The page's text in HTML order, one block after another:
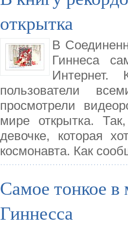
открытка
В
Гиннеса
Интернет.
пользователи
просмотрели
мире открытка.
девочке, которая
космонавта. Как
Самое тонкое в
Гиннесса